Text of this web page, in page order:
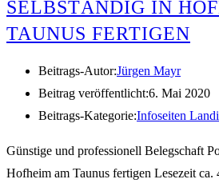
SELBSTÄNDIG IN
TAUNUS FERTIGEN
Beitrags-Autor:Jürgen Mayr
Beitrag veröffentlicht:6. Mai 2020
Beitrags-Kategorie:Infoseiten
Günstige und professionell Belegschaft
Hofheim am Taunus fertigen Lesezeit ca.